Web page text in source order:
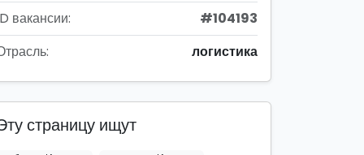
вакансии:
#104193
логистика
страницу ищут